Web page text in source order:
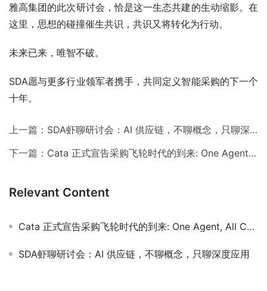
雅高集团的此次研讨会，恰是这一生态共建的生动缩影。在
这里，思想的碰撞催生共识，共识又将转化为行动。
未来已来，唯智不破。
SDA愿与更多行业领军者携手，共同定义智能采购的下一个
十年。
上一篇： SDA虾聊研讨会：AI 供应链，不聊概念，只聊深度应用
下一篇： Cata 正式宣告采购飞轮时代的到来: One Agent, All Categories
Relevant Content
Cata 正式宣告采购飞轮时代的到来: One Agent, All Categories
SDA虾聊研讨会：AI 供应链，不聊概念，只聊深度应用